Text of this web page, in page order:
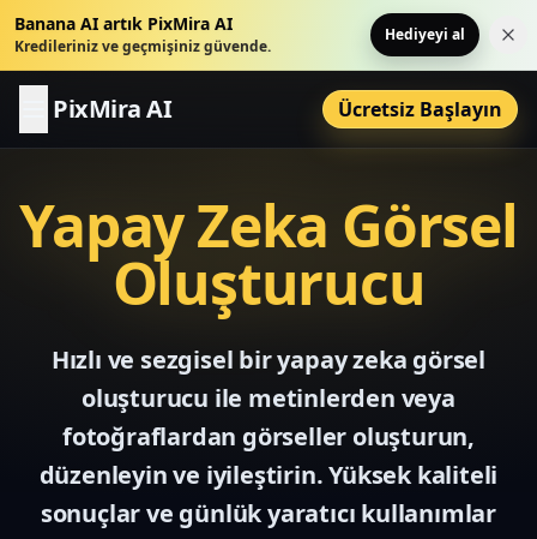
Banana AI artık PixMira AI
Kredileriniz ve geçmişiniz güvende.
Hediyeyi al Bu
PixMira AI Ücretsiz Başlayın
Yapay Zeka Görsel
Oluşturucu
Hızlı ve sezgisel bir yapay zeka görsel
oluşturucu ile metinlerden veya
fotoğraflardan görseller oluşturun,
düzenleyin ve iyileştirin. Yüksek kaliteli
sonuçlar ve günlük yaratıcı kullanımlar